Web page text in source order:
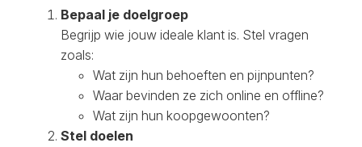
Bepaal je doelgroep
Begrijp wie jouw ideale klant is. Stel vragen
zoals:
Wat zijn hun behoeften en pijnpunten?
Waar bevinden ze zich online en offline?
Wat zijn hun koopgewoonten?
Stel doelen